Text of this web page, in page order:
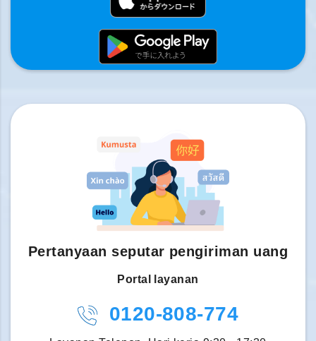
Pertanyaan seputar pengiriman uang
Portal layanan
0120-808-774